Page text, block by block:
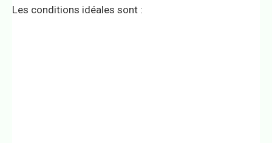
Les conditions idéales sont :